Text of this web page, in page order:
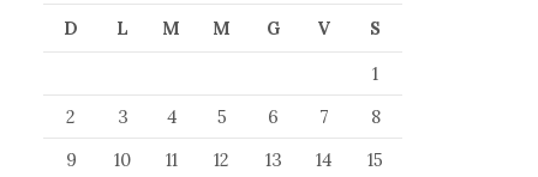
D L M M G V
S
1
2
3 4 5 6 7
8
9
10 11 12 13 14
15